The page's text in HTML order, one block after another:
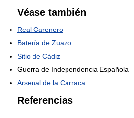
Véase también
Real Carenero
Batería de Zuazo
Sitio de Cádiz
Guerra de Independencia Española
Arsenal de la Carraca
Referencias